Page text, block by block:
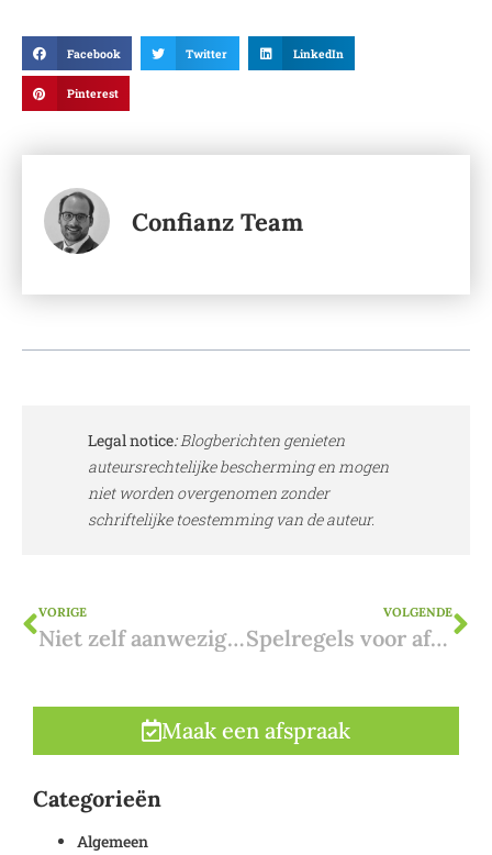
Facebook Twitter LinkedIn
Pinterest
Confianz Team
Legal notice:Blogberichten genieten
auteursrechtelijke bescherming en mogen
niet worden overgenomen zonder
schriftelijke toestemming van de auteur.
VORIGE
Niet zelf aanwezig? Zo verloopt de oplevering van een nieuwbouw in Spanje
VOLGENDE
Spelregels voor afsluitingen op de perceelsgrens: wat kan en wat mag?
Maak een afspraak
Categorieën
Algemeen